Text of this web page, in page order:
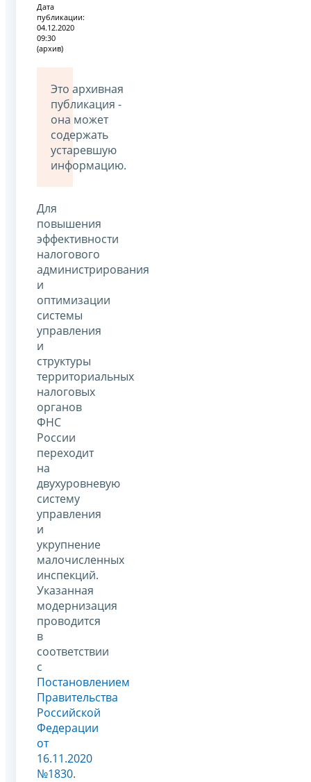
Дата
публикации:
04.12.2020
09:30
(архив)
Это архивная
публикация -
она может
содержать
устаревшую
информацию.
Для
повышения
эффективности
налогового
администрирования
и
оптимизации
системы
управления
и
структуры
территориальных
налоговых
органов
ФНС
России
переходит
на
двухуровневую
систему
управления
и
укрупнение
малочисленных
инспекций.
Указанная
модернизация
проводится
в
соответствии
с
Постановлением
Правительства
Российской
Федерации
от
16.11.2020
№1830.